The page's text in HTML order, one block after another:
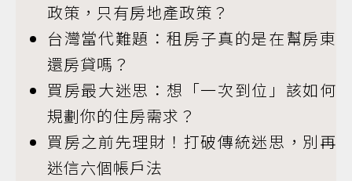
政策，只有房地產政策？
台灣當代難題：租房子真的是在幫房東
還房貸嗎？
買房最大迷思：想「一次到位」該如何
規劃你的住房需求？
買房之前先理財！打破傳統迷思，別再
迷信六個帳戶法